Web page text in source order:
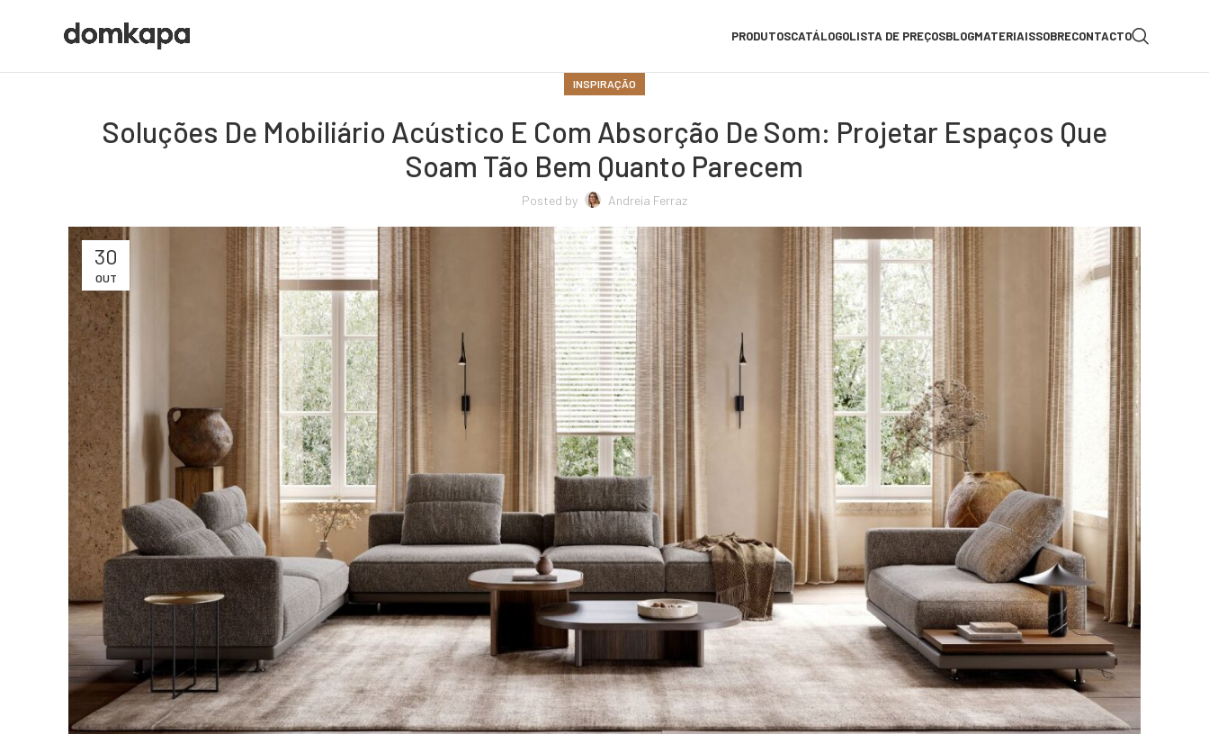
PRODUTOSCATÁLOGOLISTA DE PREÇOSBLOGMATERIAISSOBRECONTACTO
INSPIRAÇÃO
Soluções De Mobiliário Acústico E Com Absorção De Som: Projetar Espaços Que
Soam Tão Bem Quanto Parecem
Posted by Andreia Ferraz
30
OUT